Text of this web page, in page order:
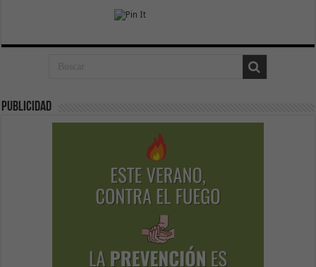
Publicidad